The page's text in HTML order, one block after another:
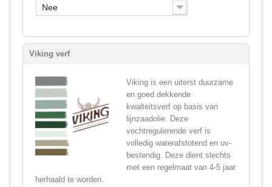
Nee
Viking verf
Viking is een uiterst duurzame
en goed dekkende
kwalteitsverf op basis van
lijnzaadolie. Deze
vochtregulerende verf is
volledig waterafstotend en uv-
bestendig. Deze dient slechts
met een regelmaat van 4-5 jaar
herhaald te worden.